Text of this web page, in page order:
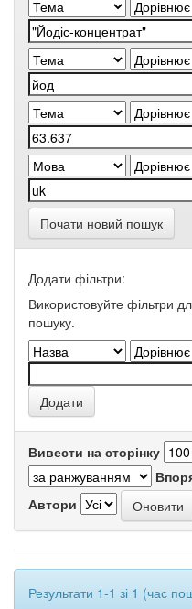
Почати новий пошук
Додати фільтри:
Використовуйте фільтри
пошуку.
Вивести на сторінку
Автори
Результати 1-1 зі 1 (час